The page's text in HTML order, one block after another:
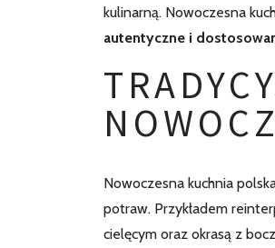
kulinarną. Nowoczesna
autentyczne i
Nowoczesna kuchnia
potraw. Przykładem
cielęcym oraz okrasą z